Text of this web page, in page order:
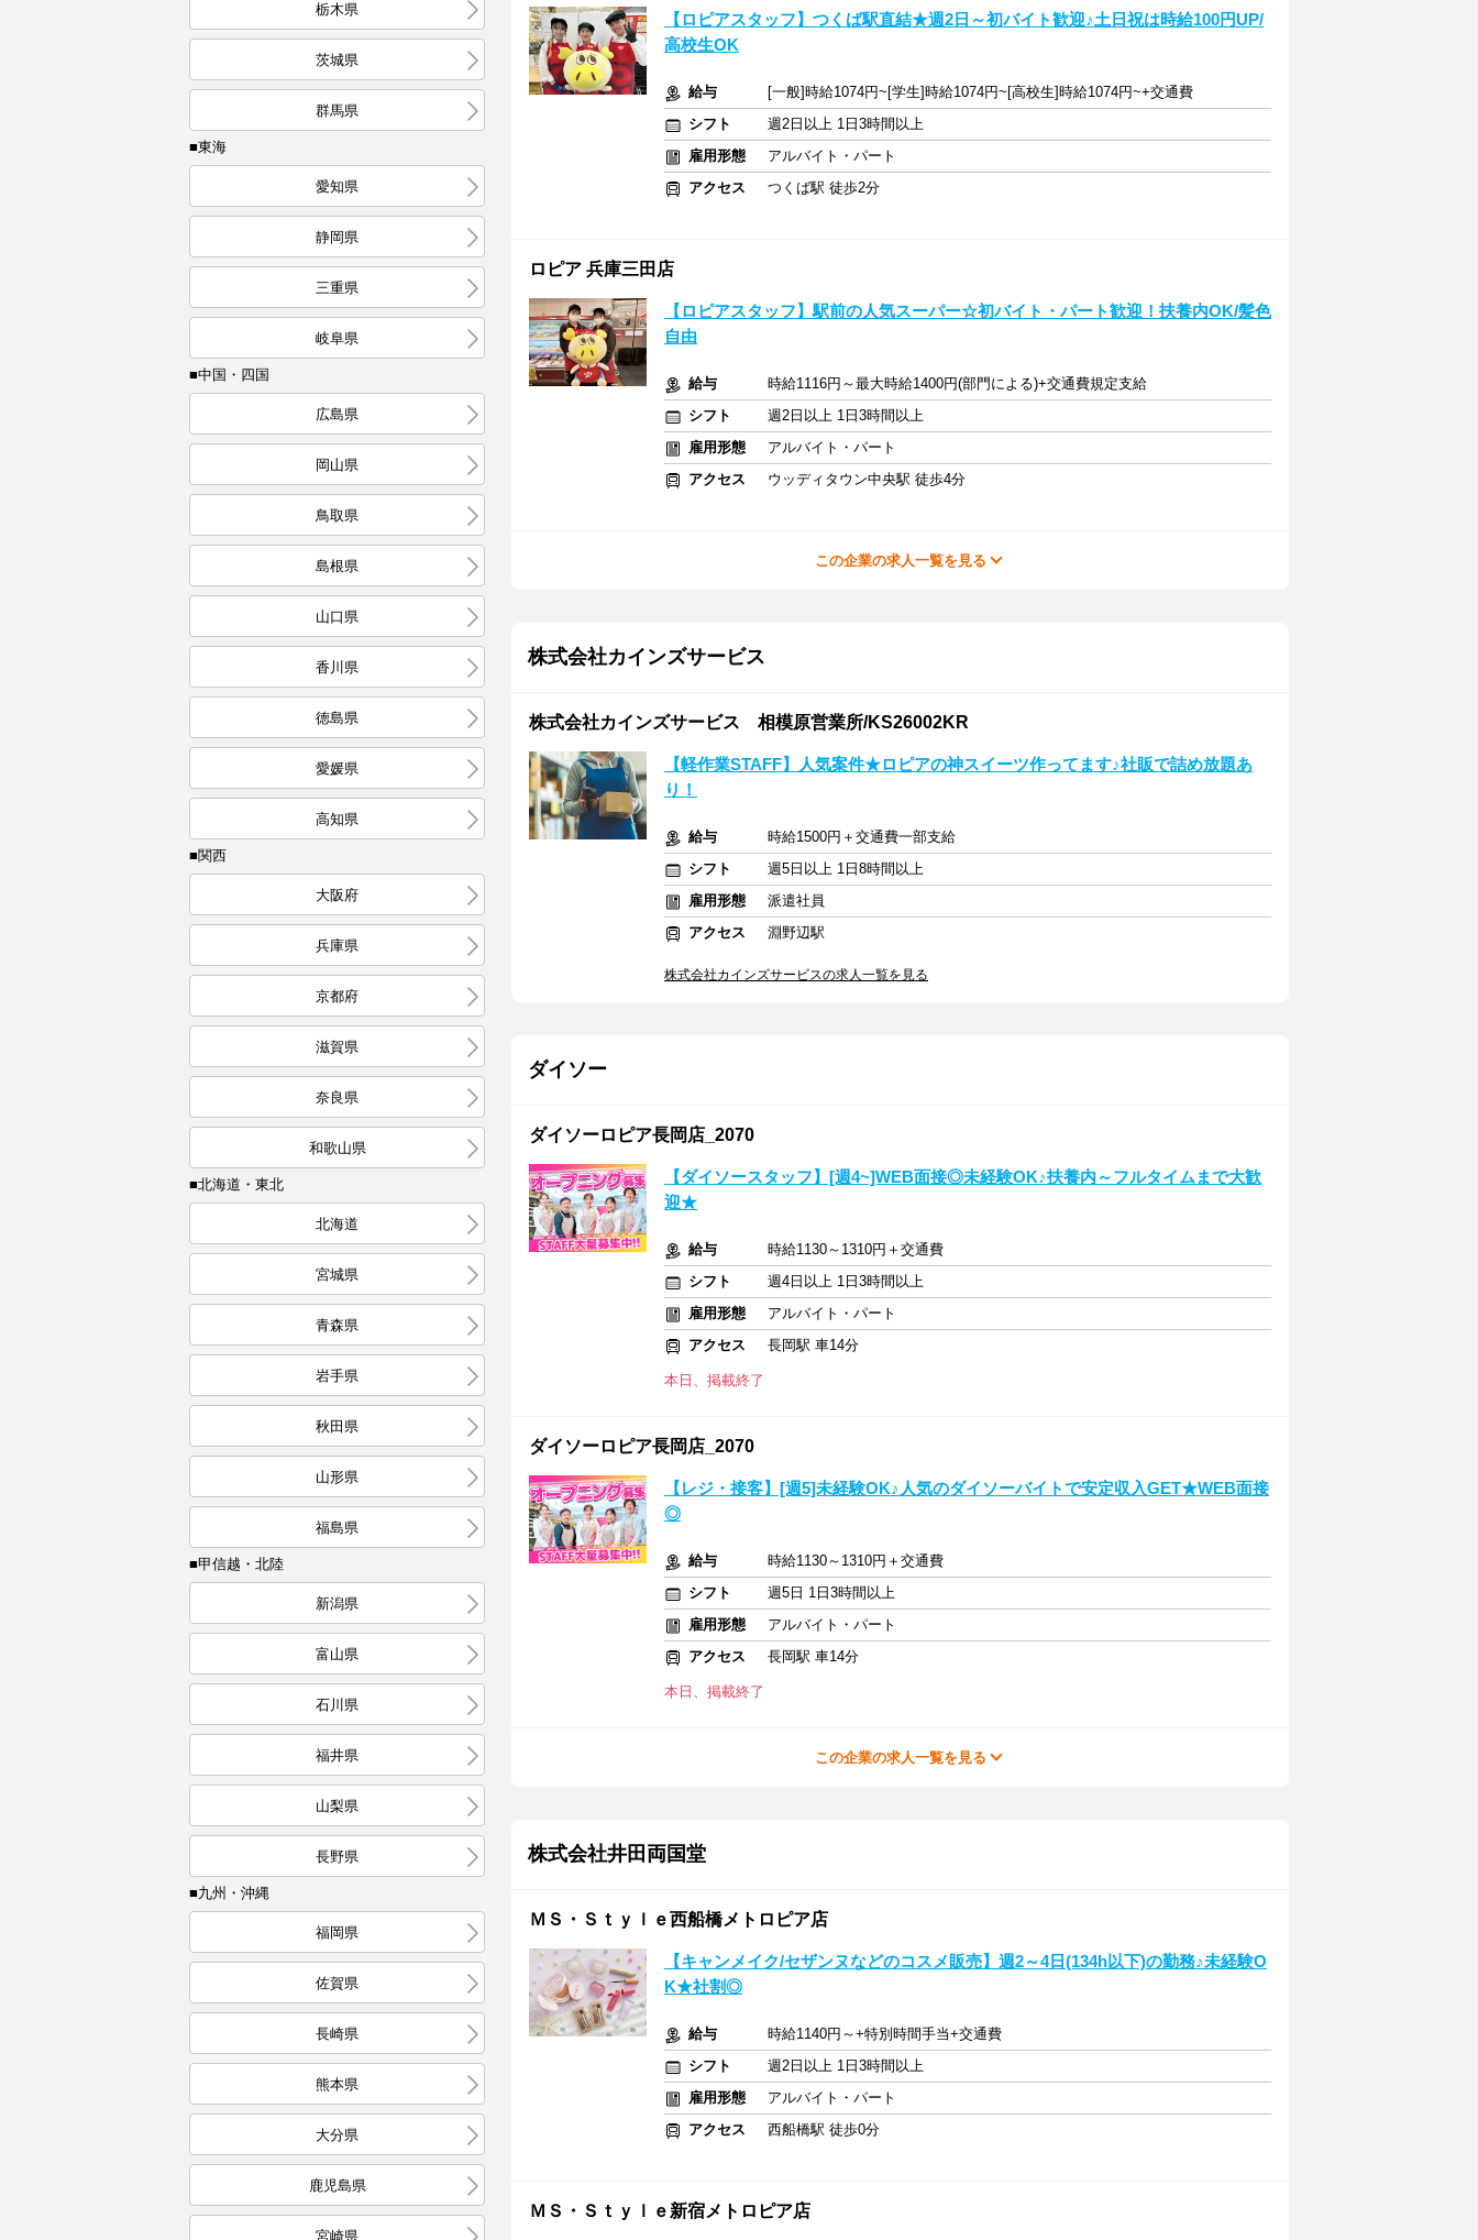
栃木県
茨城県
群馬県
■東海
愛知県
静岡県
三重県
岐阜県
■中国・四国
広島県
岡山県
鳥取県
島根県
山口県
香川県
徳島県
愛媛県
高知県
■関西
大阪府
兵庫県
京都府
滋賀県
奈良県
和歌山県
■北海道・東北
北海道
宮城県
青森県
岩手県
秋田県
山形県
福島県
■甲信越・北陸
新潟県
富山県
石川県
福井県
山梨県
長野県
■九州・沖縄
福岡県
佐賀県
長崎県
熊本県
大分県
鹿児島県
宮崎県
【ロピアスタッフ】つくば駅直結★週2日～初バイト歓迎♪土日祝は時給100円UP/
高校生OK
給与
[一般]時給1074円~[学生]時給1074円~[高校生]時給1074円~+交通費
シフト
週2日以上 1日3時間以上
雇用形態
アルバイト・パート
アクセス
つくば駅 徒歩2分
ロピア 兵庫三田店
【ロピアスタッフ】駅前の人気スーパー☆初バイト・パート歓迎！扶養内OK/髪色
自由
給与
時給1116円～最大時給1400円(部門による)+交通費規定支給
シフト
週2日以上 1日3時間以上
雇用形態
アルバイト・パート
アクセス
ウッディタウン中央駅 徒歩4分
この企業の求人一覧を見る
株式会社カインズサービス
株式会社カインズサービス 相模原営業所/KS26002KR
【軽作業STAFF】人気案件★ロピアの神スイーツ作ってます♪社販で詰め放題あ
り！
給与
時給1500円＋交通費一部支給
シフト
週5日以上 1日8時間以上
雇用形態
派遣社員
アクセス
淵野辺駅
株式会社カインズサービスの求人一覧を見る
ダイソー
ダイソーロピア長岡店_2070
【ダイソースタッフ】[週4~]WEB面接◎未経験OK♪扶養内～フルタイムまで大歓
迎★
給与
時給1130～1310円＋交通費
シフト
週4日以上 1日3時間以上
雇用形態
アルバイト・パート
アクセス
長岡駅 車14分
本日、掲載終了
ダイソーロピア長岡店_2070
【レジ・接客】[週5]未経験OK♪人気のダイソーバイトで安定収入GET★WEB面接
◎
給与
時給1130～1310円＋交通費
シフト
週5日 1日3時間以上
雇用形態
アルバイト・パート
アクセス
長岡駅 車14分
本日、掲載終了
この企業の求人一覧を見る
株式会社井田両国堂
ＭＳ・Ｓｔｙｌｅ西船橋メトロピア店
【キャンメイク/セザンヌなどのコスメ販売】週2～4日(134h以下)の勤務♪未経験O
K★社割◎
給与
時給1140円～+特別時間手当+交通費
シフト
週2日以上 1日3時間以上
雇用形態
アルバイト・パート
アクセス
西船橋駅 徒歩0分
ＭＳ・Ｓｔｙｌｅ新宿メトロピア店